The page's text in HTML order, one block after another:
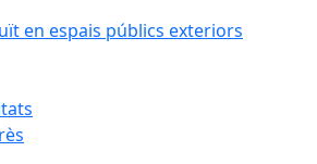
en espais públics exteriors